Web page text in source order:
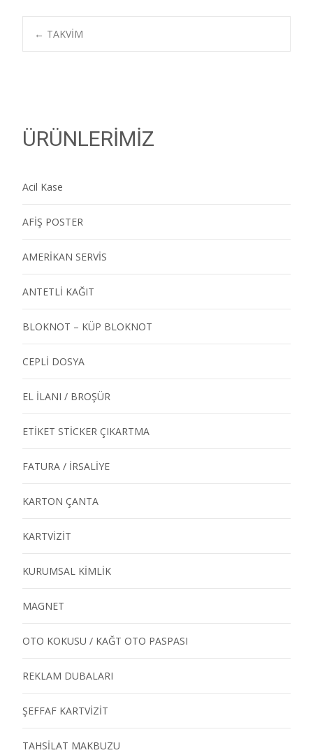
Post
← TAKVİM
ÜRÜNLERİMİZ
Acil Kase
AFİŞ POSTER
AMERİKAN SERVİS
ANTETLİ KAĞIT
BLOKNOT – KÜP BLOKNOT
CEPLİ DOSYA
EL İLANI / BROŞÜR
ETİKET STİCKER ÇIKARTMA
FATURA / İRSALİYE
KARTON ÇANTA
KARTVİZİT
KURUMSAL KİMLİK
MAGNET
OTO KOKUSU / KAĞT OTO PASPASI
REKLAM DUBALARI
ŞEFFAF KARTVİZİT
TAHSİLAT MAKBUZU